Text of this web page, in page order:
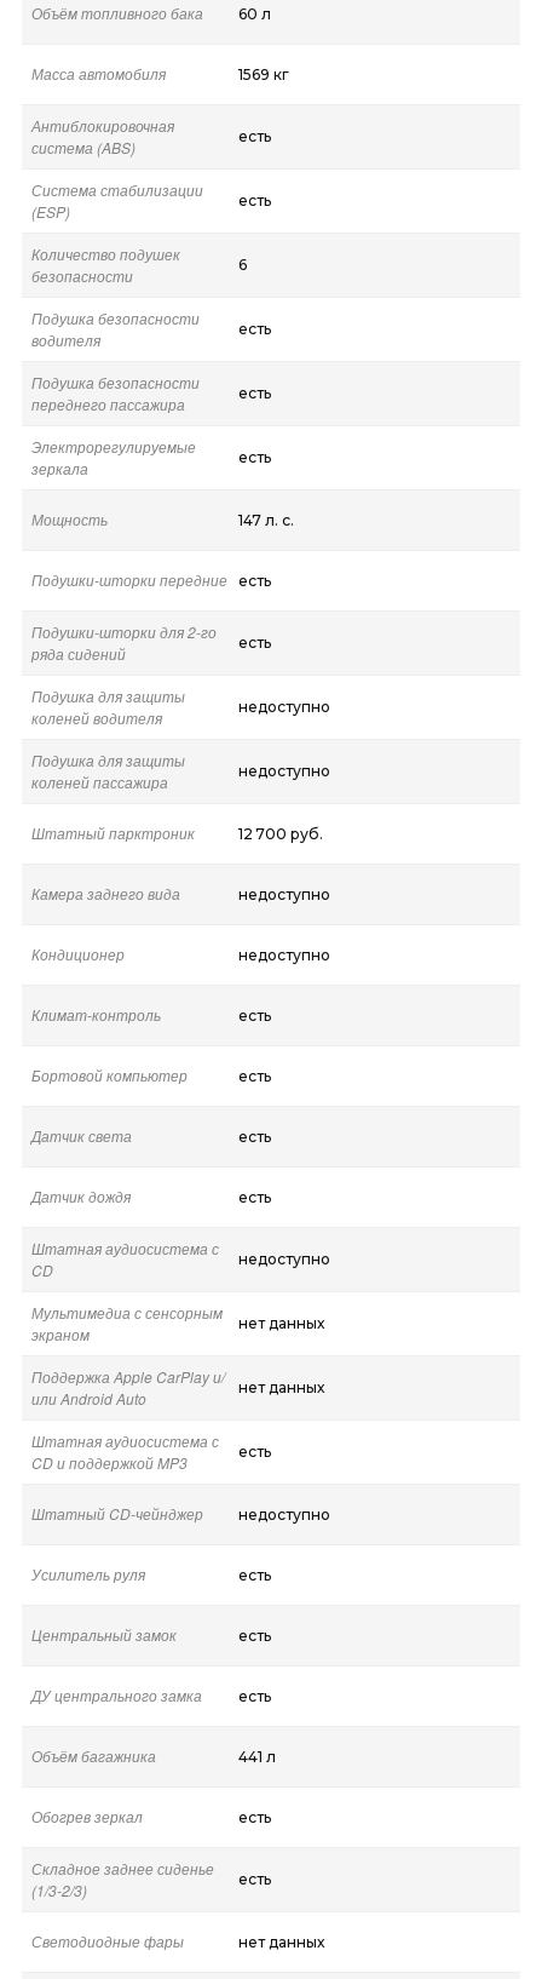
Объём топливного бака 60 л
Масса автомобиля 1569 кг
Антиблокировочная
система (ABS)
есть
Система стабилизации
(ESP)
есть
Количество подушек
безопасности
6
Подушка безопасности
водителя
есть
Подушка безопасности
переднего пассажира
есть
Электрорегулируемые
зеркала
есть
Мощность 147 л. с.
Подушки-шторки передние есть
Подушки-шторки для 2-го
ряда сидений
есть
Подушка для защиты
коленей водителя
недоступно
Подушка для защиты
коленей пассажира
недоступно
Штатный парктроник 12 700 руб.
Камера заднего вида недоступно
Кондиционер недоступно
Климат-контроль есть
Бортовой компьютер есть
Датчик света есть
Датчик дождя есть
Штатная аудиосистема с
CD
недоступно
Мультимедиа с сенсорным
экраном
нет данных
Поддержка Apple CarPlay и/
или Android Auto
нет данных
Штатная аудиосистема с
CD и поддержкой MP3
есть
Штатный CD-чейнджер недоступно
Усилитель руля есть
Центральный замок есть
ДУ центрального замка есть
Объём багажника 441 л
Обогрев зеркал есть
Складное заднее сиденье
(1/3-2/3)
есть
Светодиодные фары нет данных